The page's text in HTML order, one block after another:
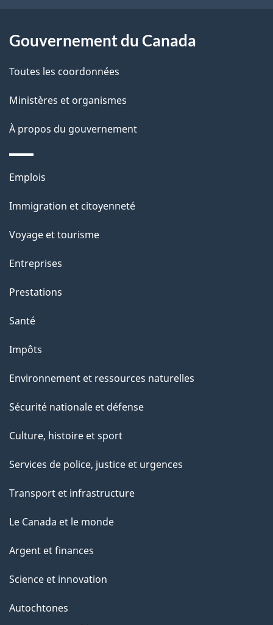
a
p
a
g
Gouvernement du Canada
Toutes les coordonnées
Ministères et organismes
À propos du gouvernement
Thèmes
sujets
Emplois
Immigration et citoyenneté
Voyage et tourisme
Entreprises
Prestations
Santé
Impôts
Environnement et ressources naturelles
Sécurité nationale et défense
Culture, histoire et sport
Services de police, justice et urgences
Transport et infrastructure
Le Canada et le monde
Argent et finances
Science et innovation
Autochtones